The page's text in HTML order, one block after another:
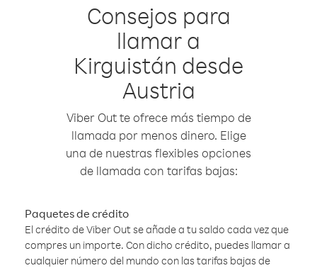
Consejos para
llamar a
Kirguistán desde
Austria
Viber Out te ofrece más tiempo de
llamada por menos dinero. Elige
una de nuestras flexibles opciones
de llamada con tarifas bajas:
Paquetes de crédito
El crédito de Viber Out se añade a tu saldo cada vez que
compres un importe. Con dicho crédito, puedes llamar a
cualquier número del mundo con las tarifas bajas de